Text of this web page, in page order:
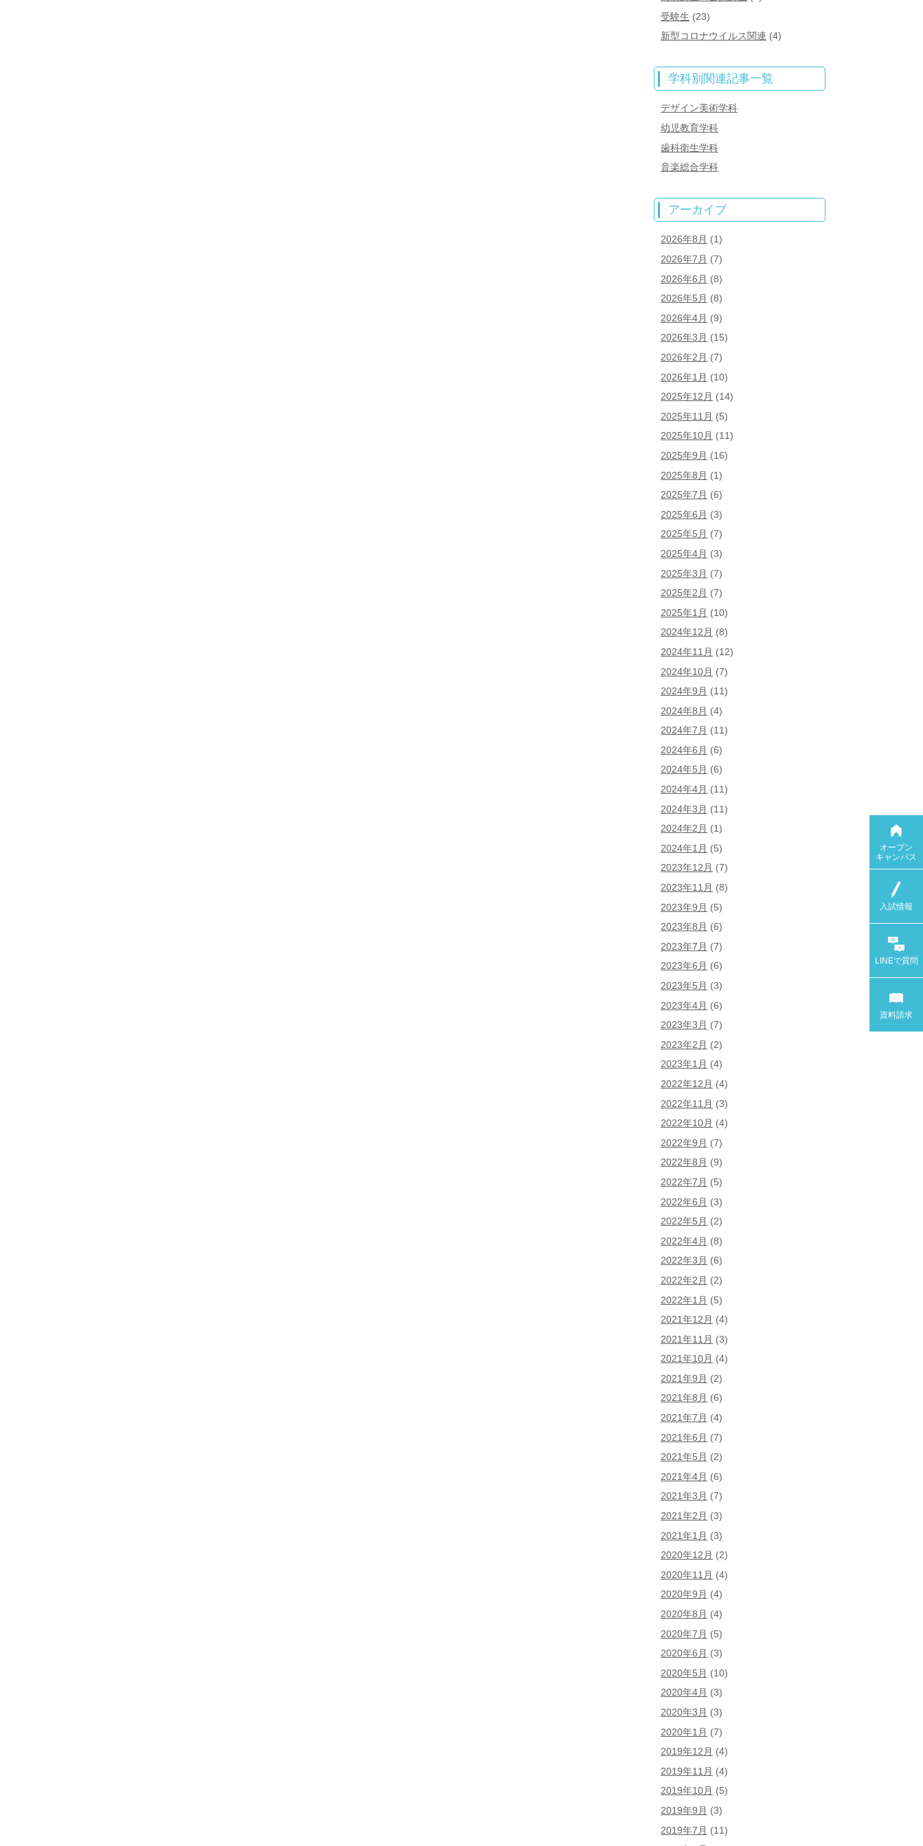
受験生 (23)
新型コロナウイルス関連 (4)
学科別関連記事一覧
デザイン美術学科
幼児教育学科
歯科衛生学科
音楽総合学科
アーカイブ
2026年8月 (1)
2026年7月 (7)
2026年6月 (8)
2026年5月 (8)
2026年4月 (9)
2026年3月 (15)
2026年2月 (7)
2026年1月 (10)
2025年12月 (14)
2025年11月 (5)
2025年10月 (11)
2025年9月 (16)
2025年8月 (1)
2025年7月 (6)
2025年6月 (3)
2025年5月 (7)
2025年4月 (3)
2025年3月 (7)
2025年2月 (7)
2025年1月 (10)
2024年12月 (8)
2024年11月 (12)
2024年10月 (7)
2024年9月 (11)
2024年8月 (4)
2024年7月 (11)
2024年6月 (6)
2024年5月 (6)
2024年4月 (11)
2024年3月 (11)
2024年2月 (1)
2024年1月 (5)
2023年12月 (7)
2023年11月 (8)
2023年9月 (5)
2023年8月 (6)
2023年7月 (7)
2023年6月 (6)
2023年5月 (3)
2023年4月 (6)
2023年3月 (7)
2023年2月 (2)
2023年1月 (4)
2022年12月 (4)
2022年11月 (3)
2022年10月 (4)
2022年9月 (7)
2022年8月 (9)
2022年7月 (5)
2022年6月 (3)
2022年5月 (2)
2022年4月 (8)
2022年3月 (6)
2022年2月 (2)
2022年1月 (5)
2021年12月 (4)
2021年11月 (3)
2021年10月 (4)
2021年9月 (2)
2021年8月 (6)
2021年7月 (4)
2021年6月 (7)
2021年5月 (2)
2021年4月 (6)
2021年3月 (7)
2021年2月 (3)
2021年1月 (3)
2020年12月 (2)
2020年11月 (4)
2020年9月 (4)
2020年8月 (4)
2020年7月 (5)
2020年6月 (3)
2020年5月 (10)
2020年4月 (3)
2020年3月 (3)
2020年1月 (7)
2019年12月 (4)
2019年11月 (4)
2019年10月 (5)
2019年9月 (3)
2019年7月 (11)
オープン
キャンパス
入試情報
LINEで質問
資料請求